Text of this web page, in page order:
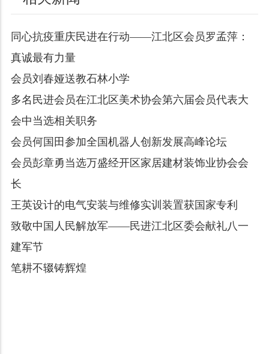
同心抗疫重庆民进在行动——江北区会员罗孟萍：
真诚最有力量
会员刘春娅送教石林小学
多名民进会员在江北区美术协会第六届会员代表大
会中当选相关职务
会员何国田参加全国机器人创新发展高峰论坛
会员彭章勇当选万盛经开区家居建材装饰业协会会
长
王英设计的电气安装与维修实训装置获国家专利
致敬中国人民解放军——民进江北区委会献礼八一
建军节
笔耕不辍铸辉煌